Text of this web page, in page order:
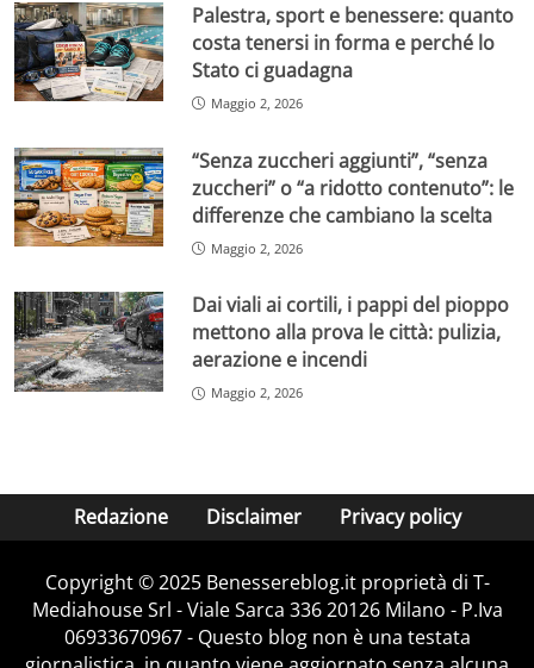
Palestra, sport e benessere: quanto
costa tenersi in forma e perché lo
Stato ci guadagna
Maggio 2, 2026
“Senza zuccheri aggiunti”, “senza
zuccheri” o “a ridotto contenuto”: le
differenze che cambiano la scelta
Maggio 2, 2026
Dai viali ai cortili, i pappi del pioppo
mettono alla prova le città: pulizia,
aerazione e incendi
Maggio 2, 2026
Redazione Disclaimer Privacy policy
Copyright © 2025 Benessereblog.it proprietà di T-
Mediahouse Srl - Viale Sarca 336 20126 Milano - P.Iva
06933670967 - Questo blog non è una testata